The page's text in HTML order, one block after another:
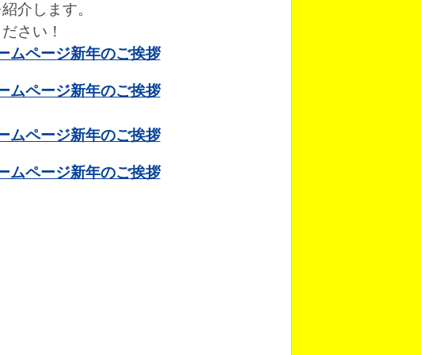
介します。
さい！
ムページ新年のご挨拶
ムページ新年のご挨拶
ムページ新年のご挨拶
ムページ新年のご挨拶